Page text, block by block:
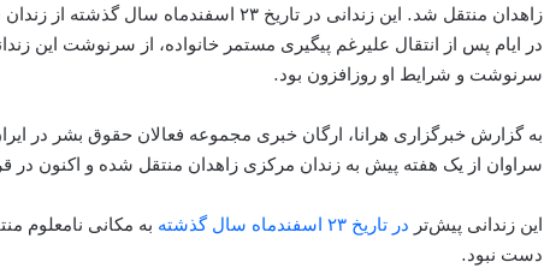
زاهدان منتقل شد. این زندانی در تاریخ ۲۳
در ایام پس از انتقال علیرغم پیگیری مستمر خانواده، از سرنوشت این
سرنوشت و شرایط او روزافزون بود.
به گزارش خبرگزاری هرانا، ارگان خبری مجموعه فعالان حقوق بشر در
سراوان از یک هفته پیش به زندان مرکزی زاهدان منتقل شده و اکنون در قرنطینه بند ۵ این زندان
این زندانی پیش‌تر در تاریخ ۲۳ اسفندماه سال گذشته
به مکانی نامعلوم
دست نبود.